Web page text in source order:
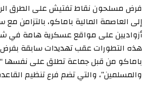
فرض مسلحون نقاط تفتيش على الطرق
إلى العاصمة المالية باماكو، بالتزامن
أزواديين على مواقع عسكرية هامة في
هذه التطورات عقب تهديدات سابقة
باماكو من قبل جماعة تطلق على نفسها
والمسلمين”، والتي تضم فرع تنظيم